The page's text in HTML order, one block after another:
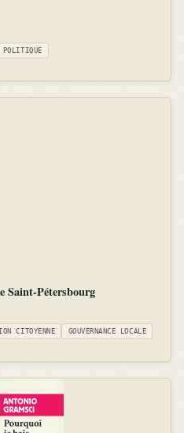
POLITIQUE
Saint-Pétersbourg
CITOYENNE GOUVERNANCE LOCALE